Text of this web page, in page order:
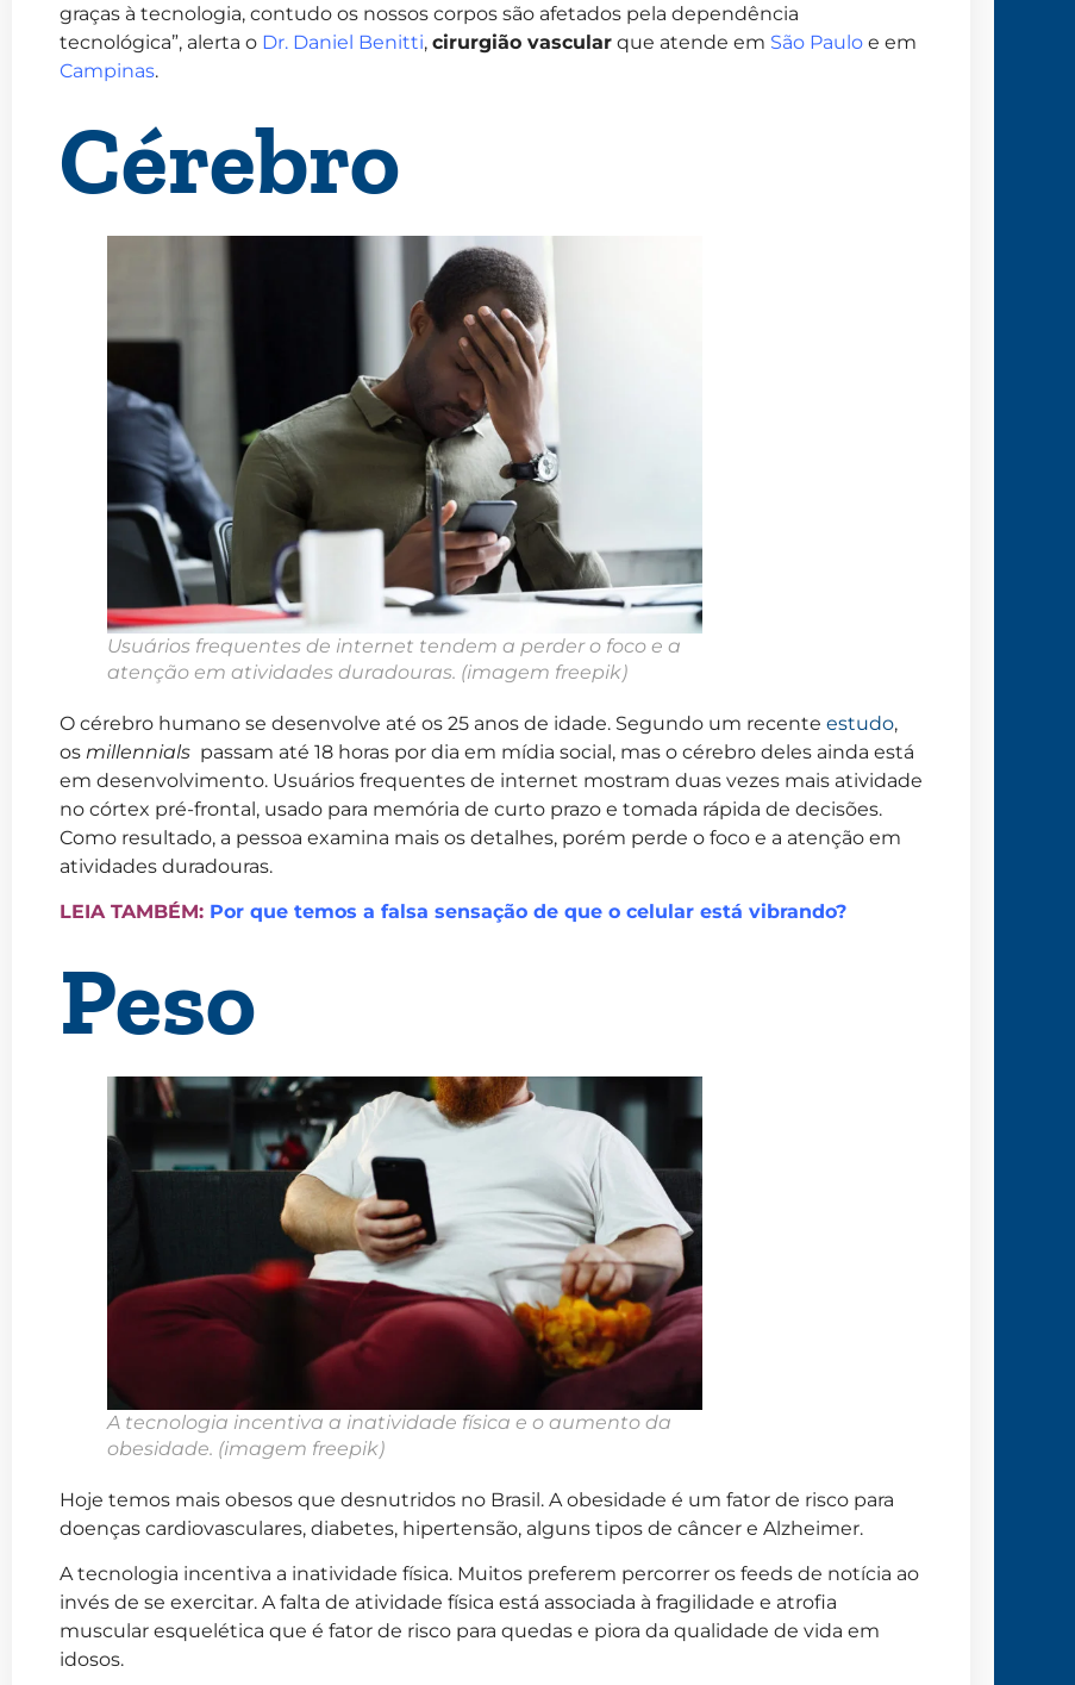
graças à tecnologia, contudo os nossos corpos são afetados pela dependência
tecnológica”, alerta o Dr. Daniel Benitti, cirurgião vascular que atende em São Paulo e em
Campinas.
Cérebro
Usuários frequentes de internet tendem a perder o foco e a
atenção em atividades duradouras. (imagem freepik)
O cérebro humano se desenvolve até os 25 anos de idade. Segundo um recente estudo,
os millennials passam até 18 horas por dia em mídia social, mas o cérebro deles ainda está
em desenvolvimento. Usuários frequentes de internet mostram duas vezes mais atividade
no córtex pré-frontal, usado para memória de curto prazo e tomada rápida de decisões.
Como resultado, a pessoa examina mais os detalhes, porém perde o foco e a atenção em
atividades duradouras.
LEIA TAMBÉM: Por que temos a falsa sensação de que o celular está vibrando?
Peso
A tecnologia incentiva a inatividade física e o aumento da
obesidade. (imagem freepik)
Hoje temos mais obesos que desnutridos no Brasil. A obesidade é um fator de risco para
doenças cardiovasculares, diabetes, hipertensão, alguns tipos de câncer e Alzheimer.
A tecnologia incentiva a inatividade física. Muitos preferem percorrer os feeds de notícia ao
invés de se exercitar. A falta de atividade física está associada à fragilidade e atrofia
muscular esquelética que é fator de risco para quedas e piora da qualidade de vida em
idosos.